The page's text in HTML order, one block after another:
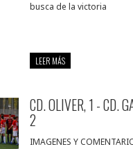
busca de la victoria
LEER MÁS
CD. OLIVER, 1 - CD.
2
IMAGENES Y